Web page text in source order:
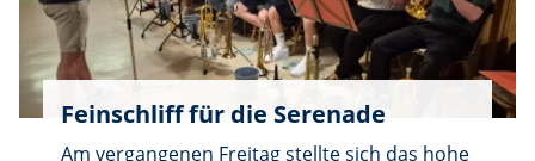
Feinschliff für die Serenade
Am vergangenen Freitag stellte sich das hohe